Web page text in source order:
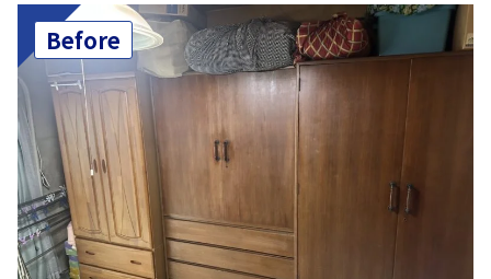
Before